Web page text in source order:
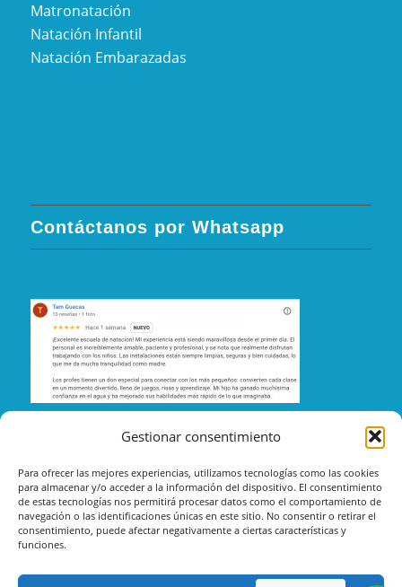
Gestionar consentimiento
Para ofrecer las mejores experiencias, utilizamos tecnologías como las cookies
para almacenar y/o acceder a la información del dispositivo. El consentimiento
de estas tecnologías nos permitirá procesar datos como el comportamiento de
navegación o las identificaciones únicas en este sitio. No consentir o retirar el
consentimiento, puede afectar negativamente a ciertas características y
funciones.
Matronatación
Natación Infantil
Natación Embarazadas
Contáctanos por Whatsapp